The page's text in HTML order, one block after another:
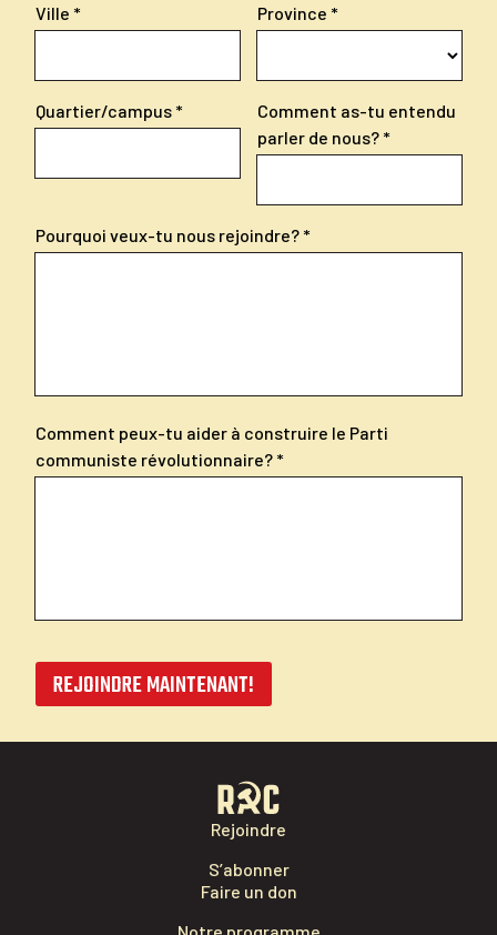
Ville Province
Quartier/campus
Comment as-tu entendu
parler de nous?
Pourquoi veux-tu nous rejoindre?
Comment peux-tu aider à construire le Parti
communiste révolutionnaire?
REJOINDRE MAINTENANT!
Rejoindre
S’abonner
Faire un don
Notre programme